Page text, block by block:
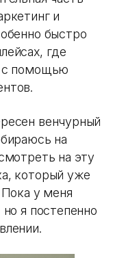
и
быстро
где
с помощью
венчурный
на
на эту
который уже
Пока у меня
я постепенно